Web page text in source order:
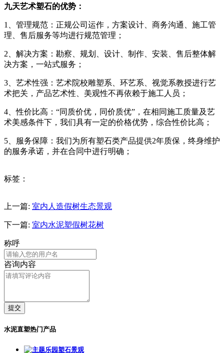
九天艺术塑石的优势：
1、管理规范：正规公司运作，方案设计、商务沟通、施工管
理、售后服务等均进行规范管理；
2、解决方案：勘察、规划、设计、制作、安装、售后整体解
决方案，一站式服务；
3、艺术性强：艺术院校雕塑系、环艺系、视觉系教授进行艺
术把关，产品艺术性、美观性不再依赖于施工人员；
4、性价比高：“同质价优，同价质优”，在相同施工质量及艺
术美感条件下，我们具有一定的价格优势，综合性价比高；
5、服务保障：我们为所有塑石类产品提供2年质保，终身维护
的服务承诺，并在合同中进行明确；
标签：
上一篇: 室内人造假树生态景观
下一篇: 室内水泥塑假树花树
称呼
咨询内容
提交
水泥直塑热门产品